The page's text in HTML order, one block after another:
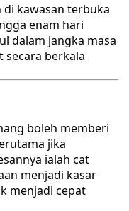
kawasan terbuka
enam hari
dalam jangka masa
secara berkala
boleh memberi
jika
ialah cat
menjadi kasar
menjadi cepat